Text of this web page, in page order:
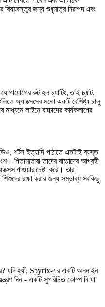
বিষয়বস্তুর জন্য শুধুমাত্র নিরাপদ এবং
রুট হল চ্যাটিং, তাই চ্যাট,
অ্যাক্সেসের মতো একটি বৈশিষ্ট্য চালু
লাইনে বাচ্চাদের কার্যকলাপের
শর্টস ইত্যাদি পাঠাতে এতটাই ব্যস্ত
পিতামাতারা তাদের বাচ্চাদের আগ্রহী
পাওয়ার চেষ্টা করে। তারা
রক্ষা করার জন্য সম্ভাব্য সবকিছু
যদি হ্যাঁ, Spyrix-এর একটি অনলাইন
নিন - একটি সুপরিচিত কোম্পানি যা